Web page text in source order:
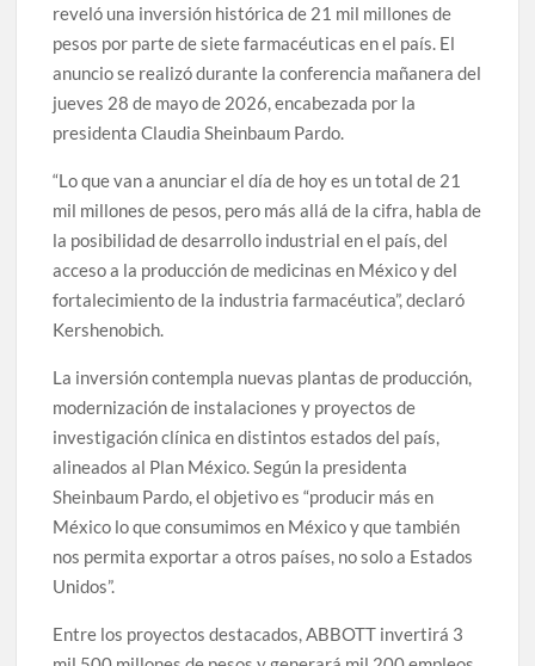
reveló una inversión histórica de 21 mil millones de
pesos por parte de siete farmacéuticas en el país. El
anuncio se realizó durante la conferencia mañanera del
jueves 28 de mayo de 2026, encabezada por la
presidenta Claudia Sheinbaum Pardo.
“Lo que van a anunciar el día de hoy es un total de 21
mil millones de pesos, pero más allá de la cifra, habla de
la posibilidad de desarrollo industrial en el país, del
acceso a la producción de medicinas en México y del
fortalecimiento de la industria farmacéutica”, declaró
Kershenobich.
La inversión contempla nuevas plantas de producción,
modernización de instalaciones y proyectos de
investigación clínica en distintos estados del país,
alineados al Plan México. Según la presidenta
Sheinbaum Pardo, el objetivo es “producir más en
México lo que consumimos en México y que también
nos permita exportar a otros países, no solo a Estados
Unidos”.
Entre los proyectos destacados, ABBOTT invertirá 3